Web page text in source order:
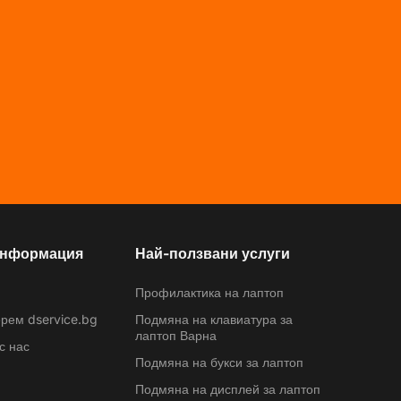
dservice.bg
нас
Най-ползвани услуги
Профилактика на лаптоп
Подмяна на клавиатура за
лаптоп Варна
Подмяна на букси за лаптоп
Подмяна на дисплей за лаптоп